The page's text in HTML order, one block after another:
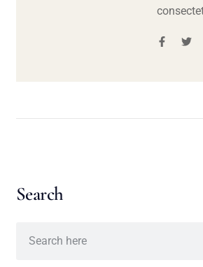
Search